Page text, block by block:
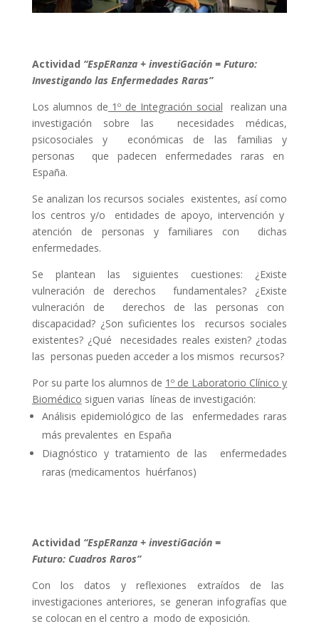
Actividad “EspERanza + investiGación = Futuro:
Investigando las Enfermedades Raras”
Los alumnos de 1º de Integración social realizan una
investigación sobre las necesidades médicas,
psicosociales y económicas de las familias y
personas que padecen enfermedades raras en
España.
Se analizan los recursos sociales existentes, así como
los centros y/o entidades de apoyo, intervención y
atención de personas y familiares con dichas
enfermedades.
Se plantean las siguientes cuestiones: ¿Existe
vulneración de derechos fundamentales? ¿Existe
vulneración de derechos de las personas con
discapacidad? ¿Son suficientes los recursos sociales
existentes? ¿Qué necesidades reales existen? ¿todas
las personas pueden acceder a los mismos recursos?
Por su parte los alumnos de 1º de Laboratorio Clínico y
Biomédico siguen varias líneas de investigación:
Análisis epidemiológico de las enfermedades raras
más prevalentes en España
Diagnóstico y tratamiento de las enfermedades
raras (medicamentos huérfanos)
Actividad “EspERanza + investiGación =
Futuro: Cuadros Raros”
Con los datos y reflexiones extraídos de las
investigaciones anteriores, se generan infografías que
se colocan en el centro a modo de exposición.